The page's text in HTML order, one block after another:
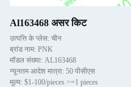
Al163468 असर किट
उत्पत्ति के प्लेस: चीन
ब्रांड नाम: PNK
मॉडल संख्या: AL163468
न्यूनतम आदेश मात्रा: 50 पीसीएस
मूल्य: $1-100/pieces >=1 pieces